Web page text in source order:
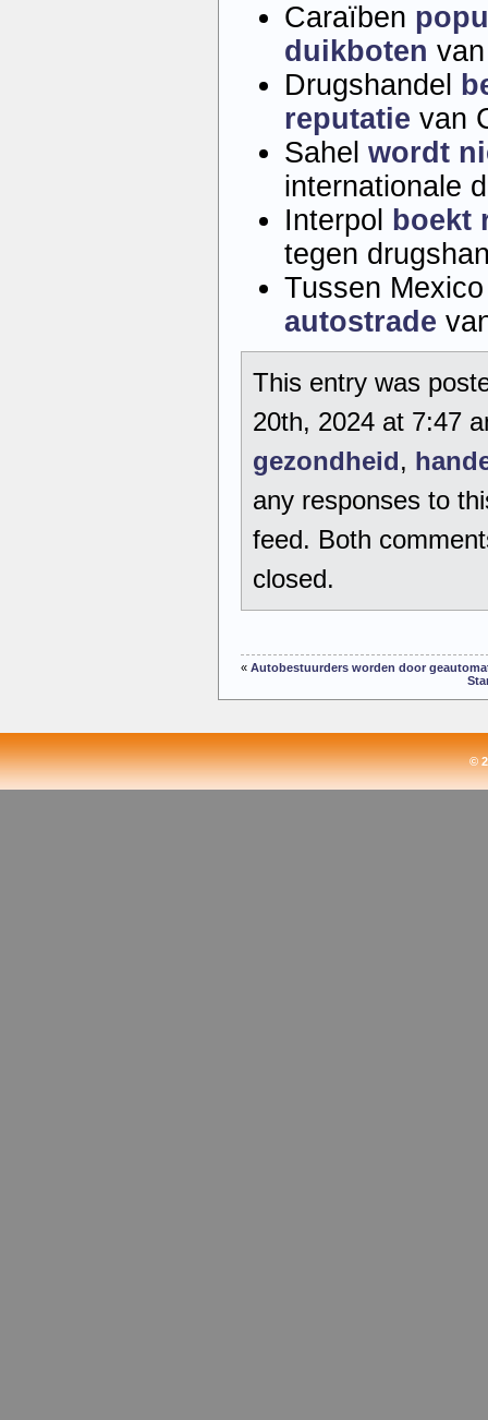
Caraïben
duikboten
Drugshandel
reputatie van
Sahel wordt
internationale
Interpol
boekt
tegen
Tussen
autostrade
This entry was
20th, 2024 at 7:47
gezondheid,
any responses to
feed. Both
closed.
« Autobestuurders worden door
©